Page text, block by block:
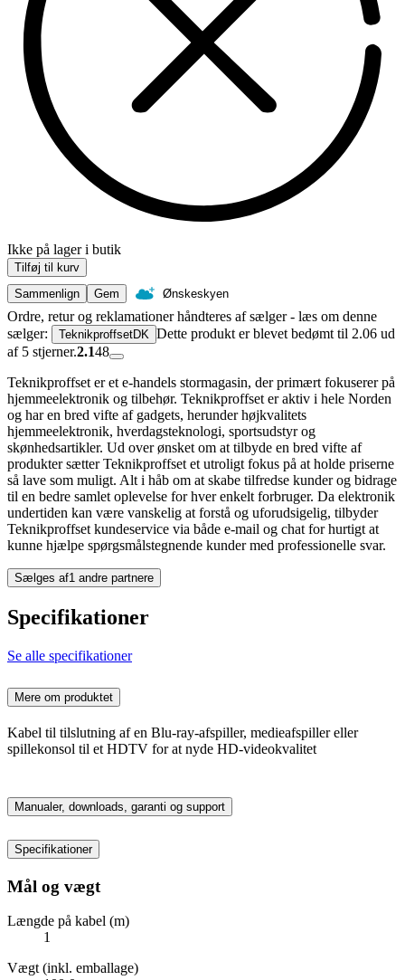
Ikke på lager i butik
Tilføj til kurv
Sammenlign
Gem Ønskeskyen
Ordre, retur og reklamationer håndteres af sælger - læs om denne
sælger:
TeknikproffsetDK Dette produkt er blevet bedømt til 2.06 ud
af 5 stjerner.2.148
Teknikproffset er et e-handels stormagasin, der primært fokuserer på
hjemmeelektronik og tilbehør. Teknikproffset er aktiv i hele Norden
og har en bred vifte af gadgets, herunder højkvalitets
hjemmeelektronik, hverdagsteknologi, sportsudstyr og
skønhedsartikler. Ud over ønsket om at tilbyde en bred vifte af
produkter sætter Teknikproffset et utroligt fokus på at holde priserne
så lave som muligt. Alt i håb om at skabe tilfredse kunder og bidrage
til en bedre samlet oplevelse for hver enkelt forbruger. Da elektronik
undertiden kan være vanskelig at forstå og uforudsigelig, tilbyder
Teknikproffset kundeservice via både e-mail og chat for hurtigt at
kunne hjælpe spørgsmålstegnende kunder med professionelle svar.
Sælges af1 andre partnere
Specifikationer
Se alle specifikationer
Mere om produktet
Kabel til tilslutning af en Blu-ray-afspiller, medieafspiller eller
spillekonsol til et HDTV for at nyde HD-videokvalitet
Manualer, downloads, garanti og support
Specifikationer
Mål og vægt
Længde på kabel (m)
1
Vægt (inkl. emballage)